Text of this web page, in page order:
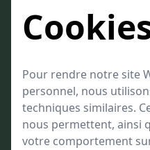
Pour rendre notre site
personnel, nous
techniques similaires.
nous permettent, ainsi
votre comportement
Destiné à toutes les plantations
Optimise la
Formule complète et
à partir de14,99
Bien approvisionné